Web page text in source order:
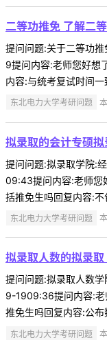
二等功推免 了解二
提问问题:关于二等功
9提问内容:老师您好想
内容:与统考复试时间一
东北电力大学考研问题
拟录取的会计专硕
提问问题:拟录取学院:
09:43提问内容:老师您
括推免生吗回复内容:不
东北电力大学考研问题
拟录取人数的拟录
提问问题:拟录取人数
9-1909:36提问内容:老
推免生吗回复内容:公
东北电力大学考研问题